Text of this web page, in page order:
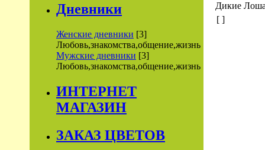
Дневники
Женские дневники [3]
Любовь,знакомства,общение,жизнь
Мужские дневники [3]
Любовь,знакомства,общение,жизнь
ИНТЕРНЕТ
МАГАЗИН
ЗАКАЗ ЦВЕТОВ
Дикие
[ ]